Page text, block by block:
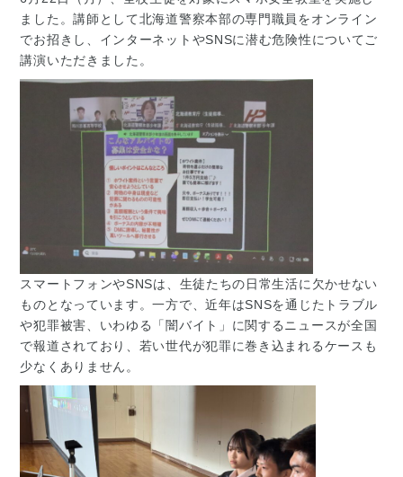
ました。講師として北海道警察本部の専門職員をオンライン
でお招きし、インターネットやSNSに潜む危険性についてご
講演いただきました。
スマートフォンやSNSは、生徒たちの日常生活に欠かせない
ものとなっています。一方で、近年はSNSを通じたトラブル
や犯罪被害、いわゆる「闇バイト」に関するニュースが全国
で報道されており、若い世代が犯罪に巻き込まれるケースも
少なくありません。